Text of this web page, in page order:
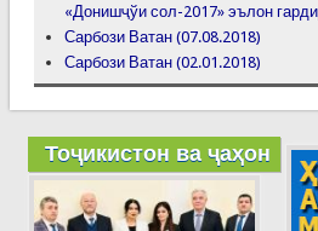
«Донишҷўи сол-2017» эълон
Сарбози Ватан (07.08.2018)
Сарбози Ватан (02.01.2018)
Тоҷикистон ва ҷаҳон